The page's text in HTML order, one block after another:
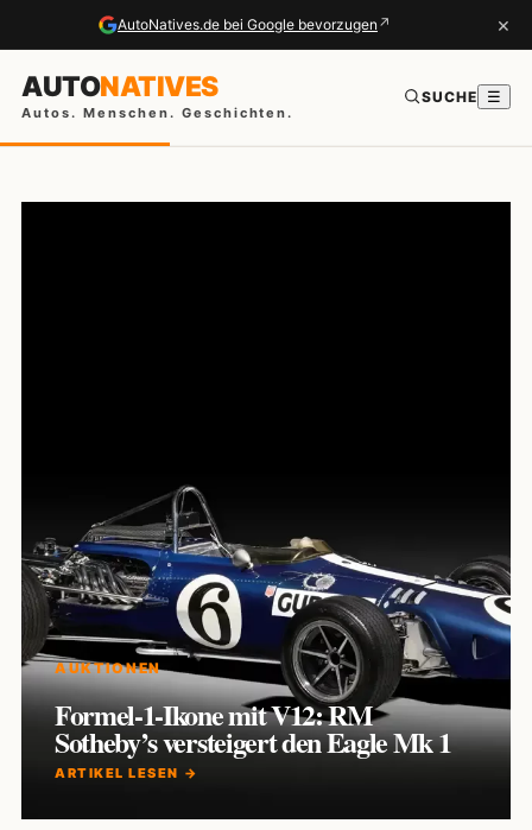
AutoNatives.de bei Google bevorzugen ↗ ×
AUTONATIVES
Autos. Menschen. Geschichten.
SUCHE ☰
AUKTIONEN
Formel-1-Ikone mit V12: RM
Sotheby’s versteigert den Eagle Mk 1
ARTIKEL LESEN →